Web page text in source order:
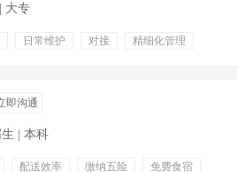
大专
日常维护 对接
精细化管理
即沟通
| 本科
配送效率 缴纳五险 免费食宿